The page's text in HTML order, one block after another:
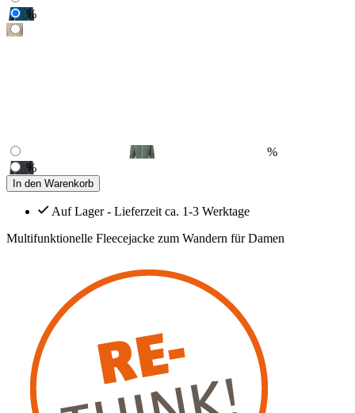
%
%
%
In den Warenkorb
Auf Lager - Lieferzeit ca. 1-3 Werktage
Multifunktionelle Fleecejacke zum Wandern für Damen